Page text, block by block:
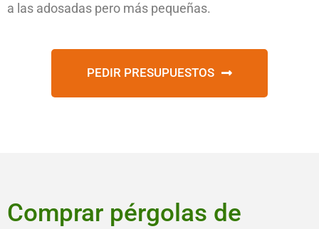
a las adosadas pero más pequeñas.
PEDIR PRESUPUESTOS
Comprar pérgolas de